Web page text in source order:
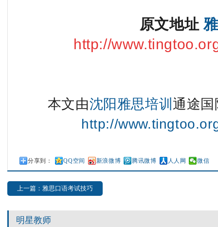
原文地址
http://
本文由沈阳雅思培训 通途
http://
分享到： QQ空间 新浪微博 腾讯微博 人人网 微信
上一篇：雅思口语考试技巧
明星教师